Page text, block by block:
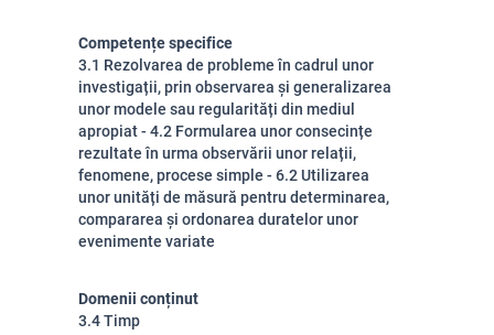
Competențe specifice
3.1 Rezolvarea de probleme în cadrul unor
investigații, prin observarea și generalizarea
unor modele sau regularități din mediul
apropiat - 4.2 Formularea unor consecințe
rezultate în urma observării unor relații,
fenomene, procese simple - 6.2 Utilizarea
unor unități de măsură pentru determinarea,
compararea și ordonarea duratelor unor
evenimente variate
Domenii conținut
3.4 Timp